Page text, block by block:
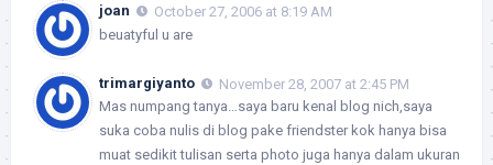
joan
October 27, 2006 at 8:19 AM
beuatyful u are
trimargiyanto
November 28, 2007 at 2:45 PM
Mas numpang tanya…saya baru kenal blog nich,saya
suka coba nulis di blog pake friendster kok hanya bisa
muat sedikit tulisan serta photo juga hanya dalam ukuran